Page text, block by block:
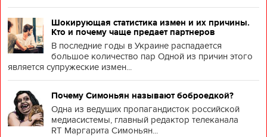
Шокирующая статистика измен и их причины.
Кто и почему чаще предает партнеров
В последние годы в Украине распадается
большое количество пар Одной из причин этого
является супружеские измен...
Почему Симоньян называют боброедкой?
Одна из ведущих пропагандисток российской
медиасистемы, главный редактор телеканала
RT Маргарита Симоньян...